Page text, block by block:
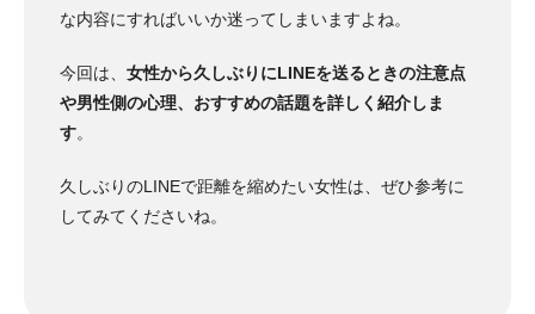
な内容にすればいいか迷ってしまいますよね。
今回は、 女性から久しぶりにLINEを送るときの注意点
や男性側の心理、おすすめの話題を詳しく紹介しま
す。
久しぶりのLINEで距離を縮めたい女性は、ぜひ参考に
してみてくださいね。